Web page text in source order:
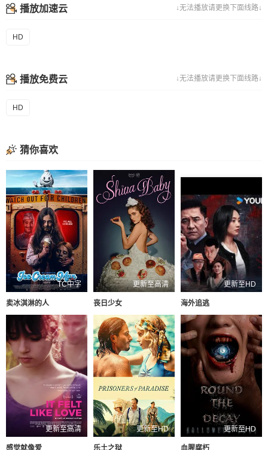
↓无法播放请更换下面线路↓
播放加速云
HD
↓无法播放请更换下面线路↓
播放免费云
HD
猜你喜欢
TC中字
卖冰淇淋的人
更新至高清
丧日少女
更新至HD
海外追逃
更新至高清
感觉就像爱
更新至HD
乐土之狱
更新至HD
血腥腐朽